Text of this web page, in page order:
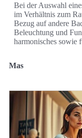
Bei der Auswahl
im Verhältnis zum
Bezug auf andere
Beleuchtung und
harmonisches sowie
Mas